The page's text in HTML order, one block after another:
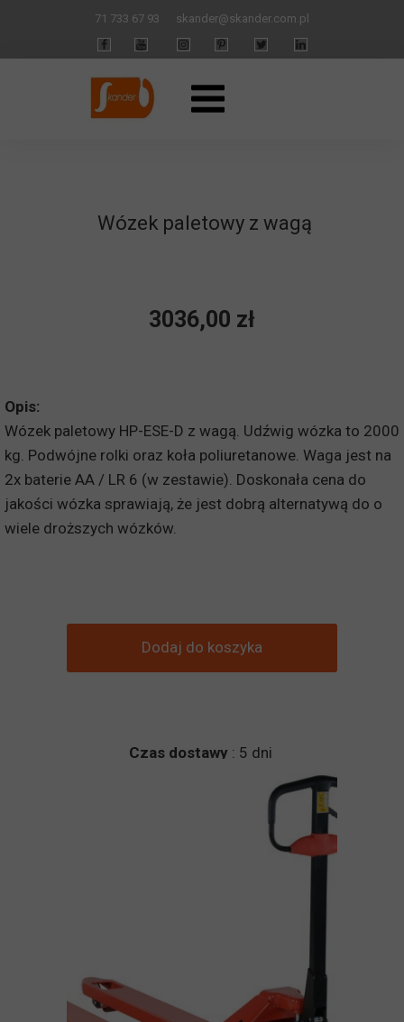
71 733 67 93 skander@skander.com.pl
Wózek paletowy z wagą
3036,00 zł
Opis:
Wózek paletowy HP-ESE-D z wagą. Udźwig wózka to 2000
kg. Podwójne rolki oraz koła poliuretanowe. Waga jest na
2x baterie AA / LR 6 (w zestawie). Doskonała cena do
jakości wózka sprawiają, że jest dobrą alternatywą do o
wiele droższych wózków.
Dodaj do koszyka
Czas dostawy: 5 dni